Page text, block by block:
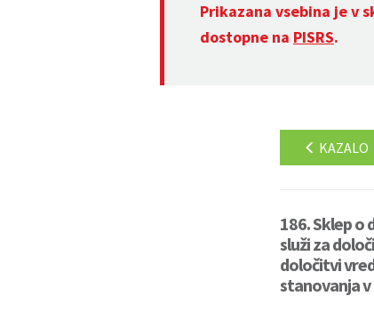
Prikazana vsebina je v
dostopne na PISRS.
KAZALO
186. Sklep
služi za
določitvi
stanovanja v